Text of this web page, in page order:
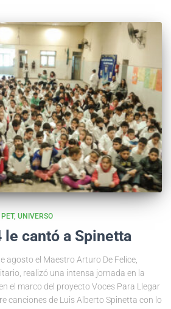
PET UNIVERSO
le cantó a Spinetta
agosto el Maestro Arturo De Felice,
realizó una intensa jornada en la
el marco del proyecto Voces Para Llegar
canciones de Luis Alberto Spinetta con lo